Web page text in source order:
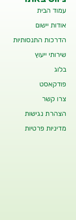
עמוד הבית
אודות יישום
הדרכות התנסותיות
שירותי ייעוץ
בלוג
פודקאסט
צרו קשר
הצהרת נגישות
מדיניות פרטיות